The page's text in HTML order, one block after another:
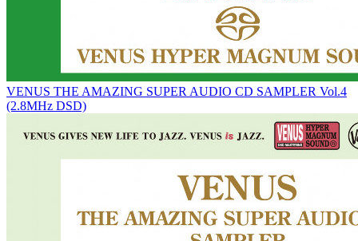
VENUS THE AMAZING SUPER AUDIO CD SAMPLER Vol.4
(2.8MHz DSD)